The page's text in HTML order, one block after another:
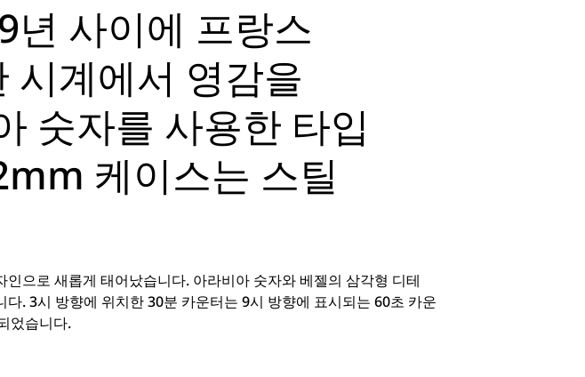
년 사이에 프랑스
시계에서 영감을
숫자를 사용한 타입
케이스는 스틸
으로 새롭게 태어났습니다. 아라비아 숫자와 베젤의 삼각형 디테
. 3시 방향에 위치한 30분 카운터는 9시 방향에 표시되는 60초 카운
었습니다.